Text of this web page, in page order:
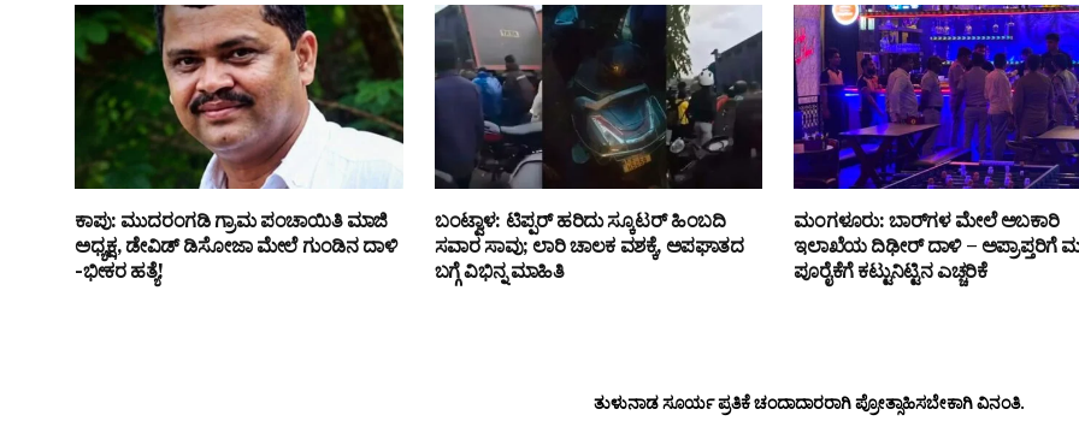
ಕಾಪು: ಮುದರಂಗಡಿ ಗ್ರಾಮ ಪಂಚಾಯಿತಿ ಮಾಜಿ
ಅಧ್ಯಕ್ಷ, ಡೇವಿಡ್ ಡಿಸೋಜಾ ಮೇಲೆ ಗುಂಡಿನ ದಾಳಿ
-ಭೀಕರ ಹತ್ಯೆ!
ಬಂಟ್ವಾಳ: ಟಿಪ್ಪರ್ ಹರಿದು ಸ್ಕೂಟರ್ ಹಿಂಬದಿ
ಸವಾರ ಸಾವು; ಲಾರಿ ಚಾಲಕ ವಶಕ್ಕೆ, ಅಪಘಾತದ
ಬಗ್ಗೆ ವಿಭಿನ್ನ ಮಾಹಿತಿ
ಮಂಗಳೂರು: ಬಾರ್‌ಗಳ ಮೇಲೆ ಅಬಕಾರಿ
ಇಲಾಖೆಯ ದಿಢೀರ್ ದಾಳಿ – ಅಪ್ರಾಪ್ತರಿಗೆ
ಪೂರೈಕೆಗೆ ಕಟ್ಟುನಿಟ್ಟಿನ ಎಚ್ಚರಿಕೆ
ತುಳುನಾಡ ಸೂರ್ಯ ಪ್ರತಿಕೆ ಚಂದಾದಾರರಾಗಿ ಪ್ರೋತ್ಸಾಹಿಸಬೇಕಾಗಿ ವಿನಂತಿ.